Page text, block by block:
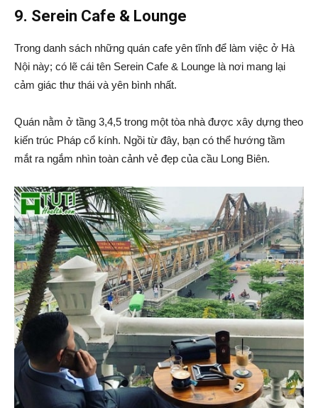
9. Serein Cafe & Lounge
Trong danh sách những quán cafe yên tĩnh để làm việc ở Hà
Nội này; có lẽ cái tên Serein Cafe & Lounge là nơi mang lại
cảm giác thư thái và yên bình nhất.
Quán nằm ở tầng 3,4,5 trong một tòa nhà được xây dựng theo
kiến trúc Pháp cổ kính. Ngồi từ đây, bạn có thể hướng tầm
mắt ra ngắm nhìn toàn cảnh vẻ đẹp của cầu Long Biên.